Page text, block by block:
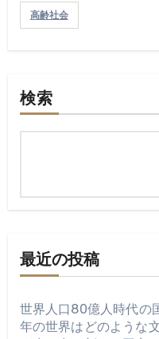
高齢社会
検索
最近の投稿
世界人口80億人時代の
年の世界はどのような